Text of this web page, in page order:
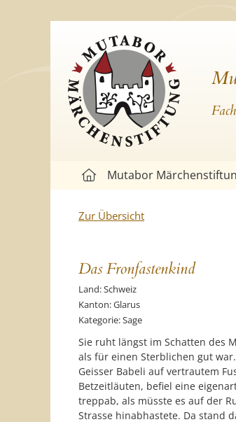
Mutabor
Zur Übersicht
Das Fronfastenkind
Land: Schweiz
Kanton: Glarus
Kategorie: Sage
Sie ruht längst im Schatten des
als für einen Sterblichen gut
Geisser Babeli auf vertrautem
Betzeitläuten, befiel eine
treppab, als müsste es auf der
Strasse hinabhastete. Da stand